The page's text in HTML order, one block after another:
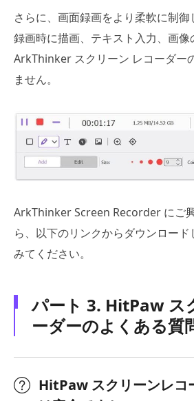
さらに、画面録画をより柔軟に制
録画時に描画、テキスト入力、画像
ArkThinker スクリーン レコーダー
ません。
ArkThinker Screen Recorder にご
ら、以下のリンクからダウンロー
みてください。
パート 3. HitPaw ス
ーダーのよくある質
HitPaw スクリーンレコ